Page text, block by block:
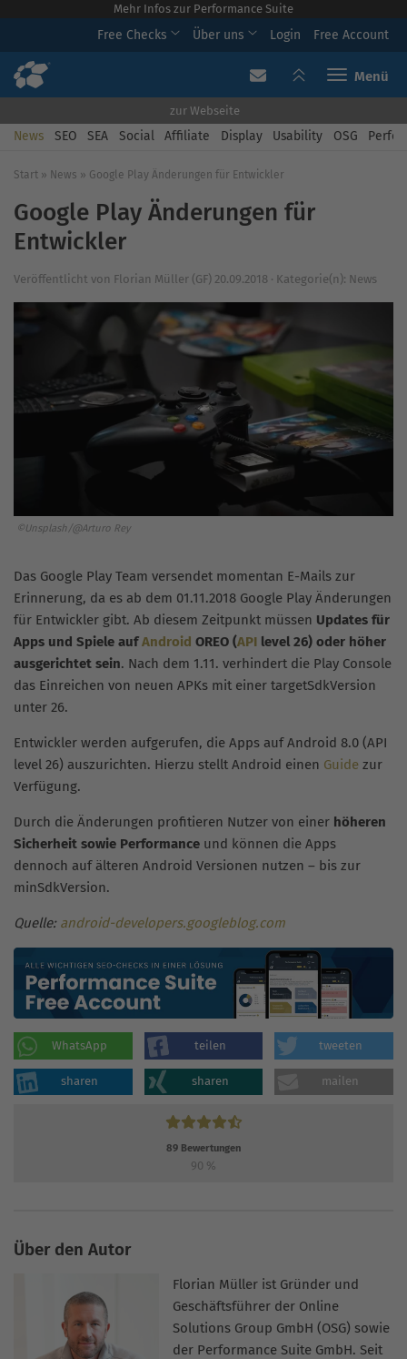
Mehr Infos zur Performance Suite
Free Checks Über uns Login Free Account
Toggle
zur Webseite
News SEO SEA Social Affiliate Display Usability OSG
Start » News » Google Play Änderungen für Entwickler
Google Play Änderungen für
Entwickler
Veröffentlicht von Florian Müller (GF) 20.09.2018 · Kategorie(n): News
©Unsplash/@Arturo Rey
Das Google Play Team versendet momentan E-Mails zur
Erinnerung, da es ab dem 01.11.2018 Google Play Änderungen
für Entwickler gibt. Ab diesem Zeitpunkt müssen Updates für
Apps und Spiele aufAndroid OREO (API level 26) oder höher
ausgerichtet sein. Nach dem 1.11. verhindert die Play Console
das Einreichen von neuen APKs mit einer targetSdkVersion
unter 26.
Entwickler werden aufgerufen, die Apps auf Android 8.0 (API
level 26) auszurichten. Hierzu stellt Android einen Guide zur
Verfügung.
Durch die Änderungen profitieren Nutzer von einer höheren
Sicherheit sowie Performance und können die Apps
dennoch auf älteren Android Versionen nutzen – bis zur
minSdkVersion.
Quelle: android-developers.googleblog.com
WhatsApp teilen tweeten
sharen sharen mailen
89 Bewertungen
90 %
Über den Autor
Florian Müller ist Gründer und
Geschäftsführer der Online
Solutions Group GmbH (OSG) sowie
der Performance Suite GmbH. Seit